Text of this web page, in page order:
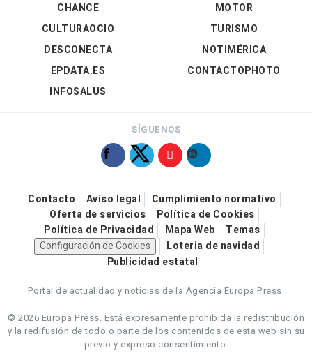
CHANCE
CULTURAOCIO
DESCONECTA
EPDATA.ES
INFOSALUS
MOTOR
TURISMO
NOTIMÉRICA
CONTACTOPHOTO
SÍGUENOS
Contacto Aviso legal
Cumplimiento normativo
Oferta de servicios
Política de Cookies
Política de Privacidad
Mapa Web
Temas
Configuración de Cookies
Loteria de navidad
Publicidad estatal
Portal de actualidad y noticias de la Agencia Europa Press.
© 2026 Europa Press. Está expresamente prohibida la redistribución
y la redifusión de todo o parte de los contenidos de esta web sin su
previo y expreso consentimiento.